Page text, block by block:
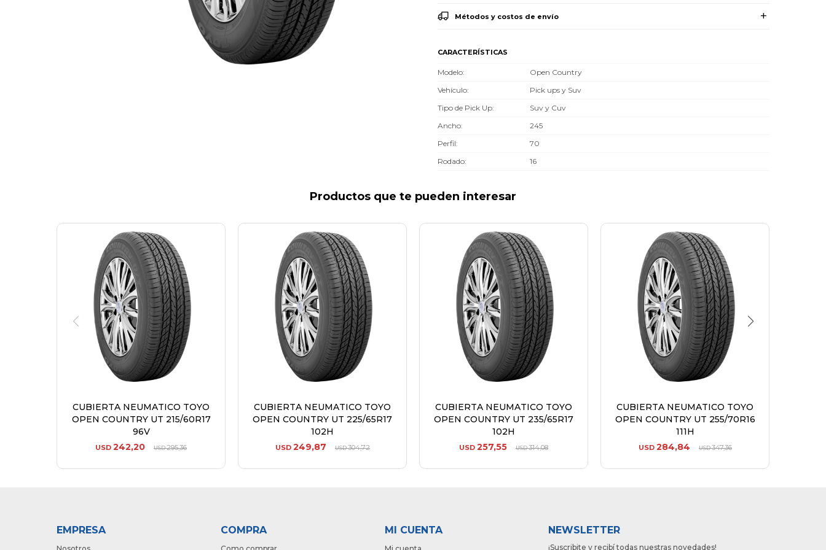
Métodos y costos de envío
CARACTERÍSTICAS
Modelo
Open Country
Vehículo
Pick ups y Suv
Tipo de Pick Up
Suv y Cuv
Ancho
245
Perfil
70
Rodado
16
Productos que te pueden interesar
CUBIERTA NEUMATICO TOYO
OPEN COUNTRY UT 215/60R17
96V
USD 242,20 USD295,36
CUBIERTA NEUMATICO TOYO
OPEN COUNTRY UT 225/65R17
102H
USD 249,87 USD304,72
CUBIERTA NEUMATICO TOYO
OPEN COUNTRY UT 235/65R17
102H
USD 257,55 USD314,08
CUBIERTA NEUMATICO TOYO
OPEN COUNTRY UT 255/70R16
111H
USD 284,84 USD347,36
EMPRESA COMPRA MI CUENTA NEWSLETTER
¡Suscribite y recibí todas nuestras novedades!